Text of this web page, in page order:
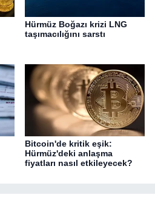
Hürmüz Boğazı krizi LNG
taşımacılığını sarstı
Bitcoin'de kritik eşik:
Hürmüz'deki anlaşma
fiyatları nasıl etkileyecek?